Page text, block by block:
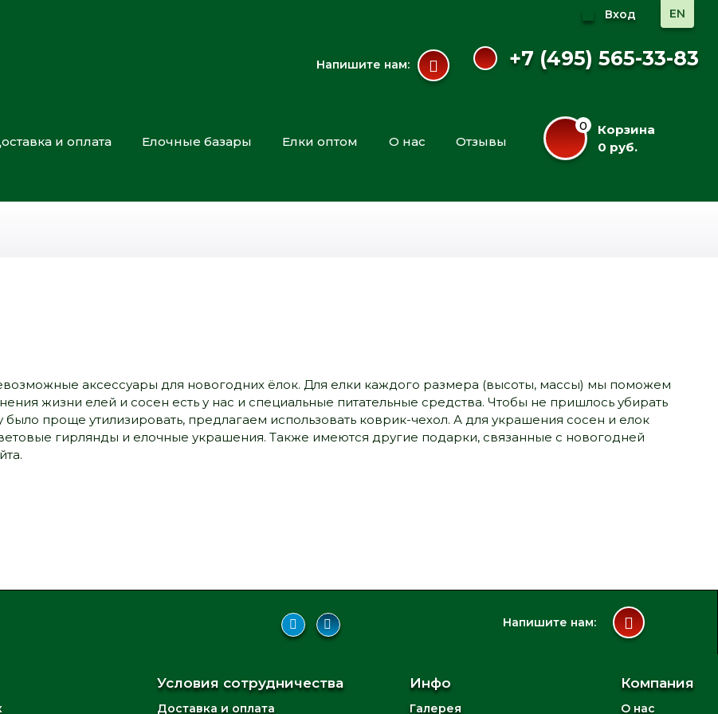
Вход EN
Напишите нам: +7 (495) 565-33-83
и оплата Елочные базары Елки оптом О нас Отзывы
0
Корзина
0 руб.
аксессуары для новогодних ёлок. Для елки каждого размера (высоты, массы) мы поможем
жизни елей и сосен есть у нас и специальные питательные средства. Чтобы не пришлось убирать
проще утилизировать, предлагаем использовать коврик-чехол. А для украшения сосен и елок
гирлянды и елочные украшения. Также имеются другие подарки, связанные с новогодней
Напишите нам:
Условия сотрудничества
Доставка и оплата
Инфо
Галерея
Компания
О нас